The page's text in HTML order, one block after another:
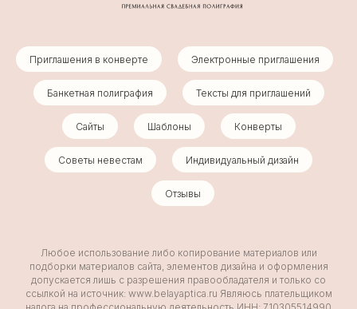
Приглашения в конверте Электронные приглашения
Банкетная полиграфия Тексты для приглашений
Сайты Шаблоны Конверты
Советы невестам Индивидуальный дизайн
Отзывы
Любое использование либо копирование материалов или
подборки материалов сайта, элементов дизайна и оформления
допускается лишь с разрешения правообладателя и только со
ссылкой на источник: www.belayaptica.ru Являюсь плательщиком